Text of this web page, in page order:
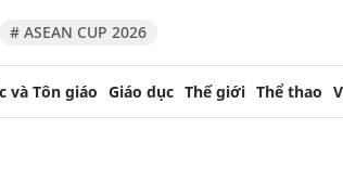
# ASEAN CUP 2026
và Tôn giáo Giáo dục Thế giới Thể thao